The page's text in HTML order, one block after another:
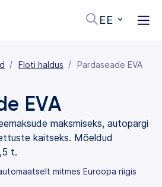
EE
Floti haldus Pardaseade EVA
EVA
maksmiseks, autopargi
kaitseks. Mõeldud
t.
mitmes Euroopa riigis